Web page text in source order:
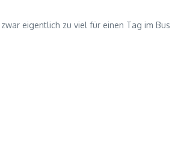
eigentlich zu viel für einen Tag im